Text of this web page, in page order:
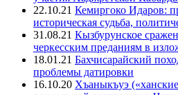
22.10.21 Кемиргоко Идаров:
историческая судьба,
31.08.21 Кызбурунское
черкесским преданиям в
18.01.21 Бахчисарайский
проблемы датировки
16.10.20 Хъаныкъуэ